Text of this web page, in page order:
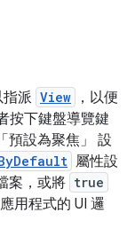
指派 View
，以便
按下鍵盤導覽鍵
預設為聚焦」 設
屬性設
案，或將 true
用程式的 UI 邏